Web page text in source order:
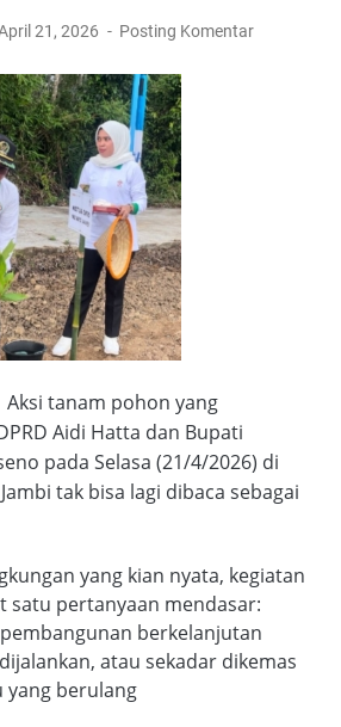
21, 2026 Posting Komentar
Aksi tanam pohon yang
Aidi Hatta dan Bupati
pada Selasa (21/4/2026) di
tak bisa lagi dibaca sebagai
yang kian nyata, kegiatan
satu pertanyaan mendasar:
berkelanjutan
atau sekadar dikemas
yang berulang